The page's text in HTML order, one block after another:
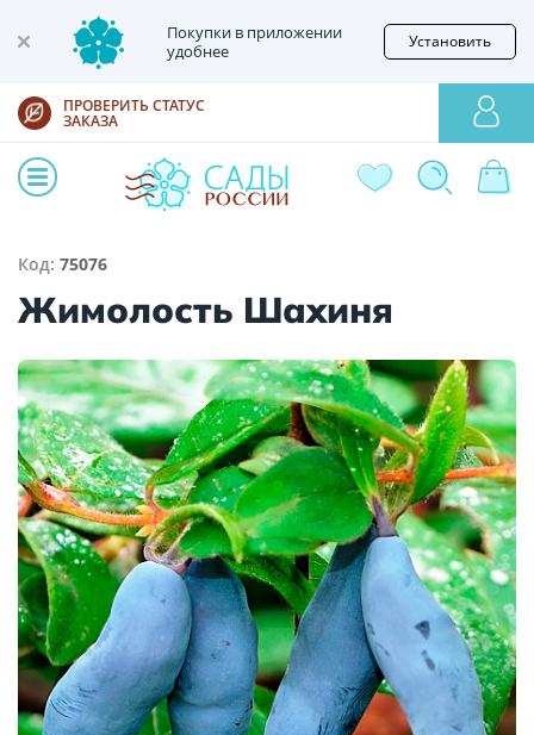
Покупки в приложении
удобнее
Установить
ПРОВЕРИТЬ СТАТУС
ЗАКАЗА
Код: 75076
Жимолость Шахиня